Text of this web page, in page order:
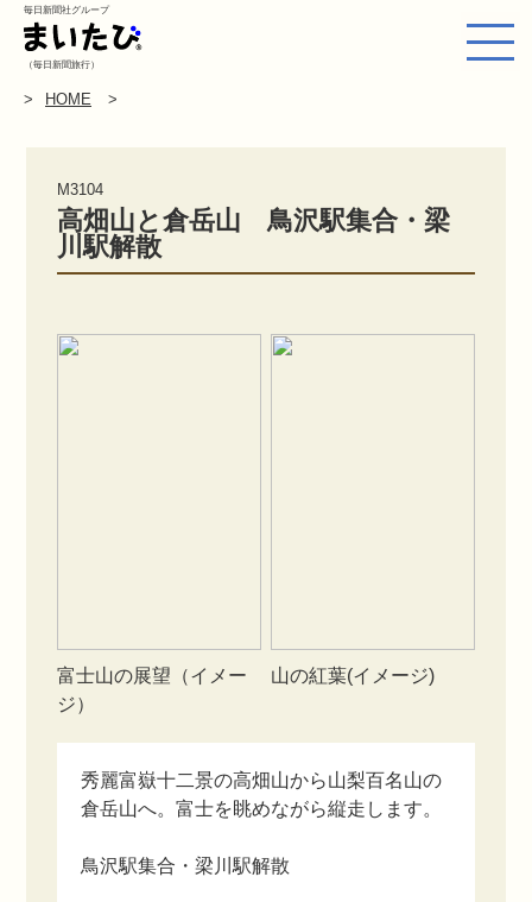
毎日新聞社グループ
（毎日新聞旅行）
HOME
M3104
高畑山と倉岳山 鳥沢駅集合・梁
川駅解散
富士山の展望（イメー
ジ）
山の紅葉(イメージ)
秀麗富嶽十二景の高畑山から山梨百名山の
倉岳山へ。富士を眺めながら縦走します。
鳥沢駅集合・梁川駅解散